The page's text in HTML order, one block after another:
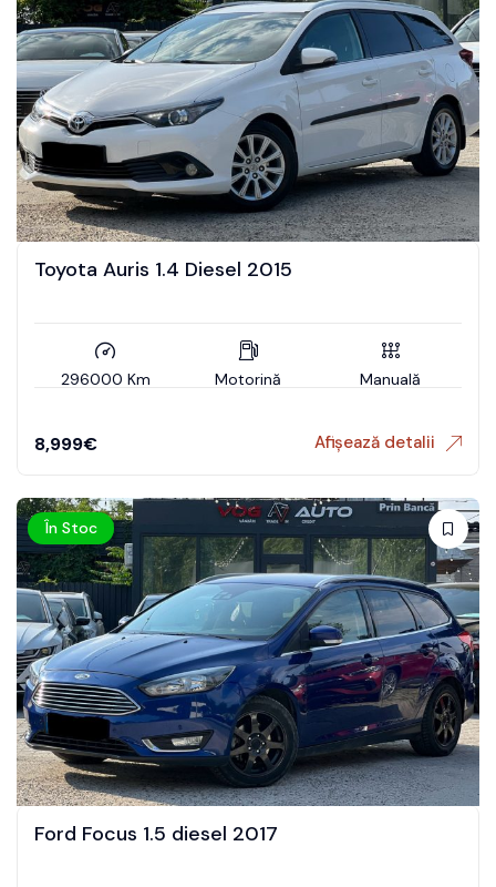
Toyota Auris 1.4 Diesel 2015
296000 Km Motorină Manuală
8,999€ Afișează detalii
În Stoc
Ford Focus 1.5 diesel 2017